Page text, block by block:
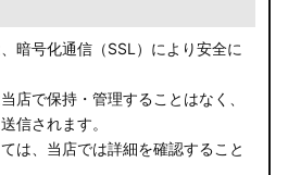
暗号化通信（SSL）により安全に
店で保持・管理することはなく、
信されます。
は、当店では詳細を確認すること